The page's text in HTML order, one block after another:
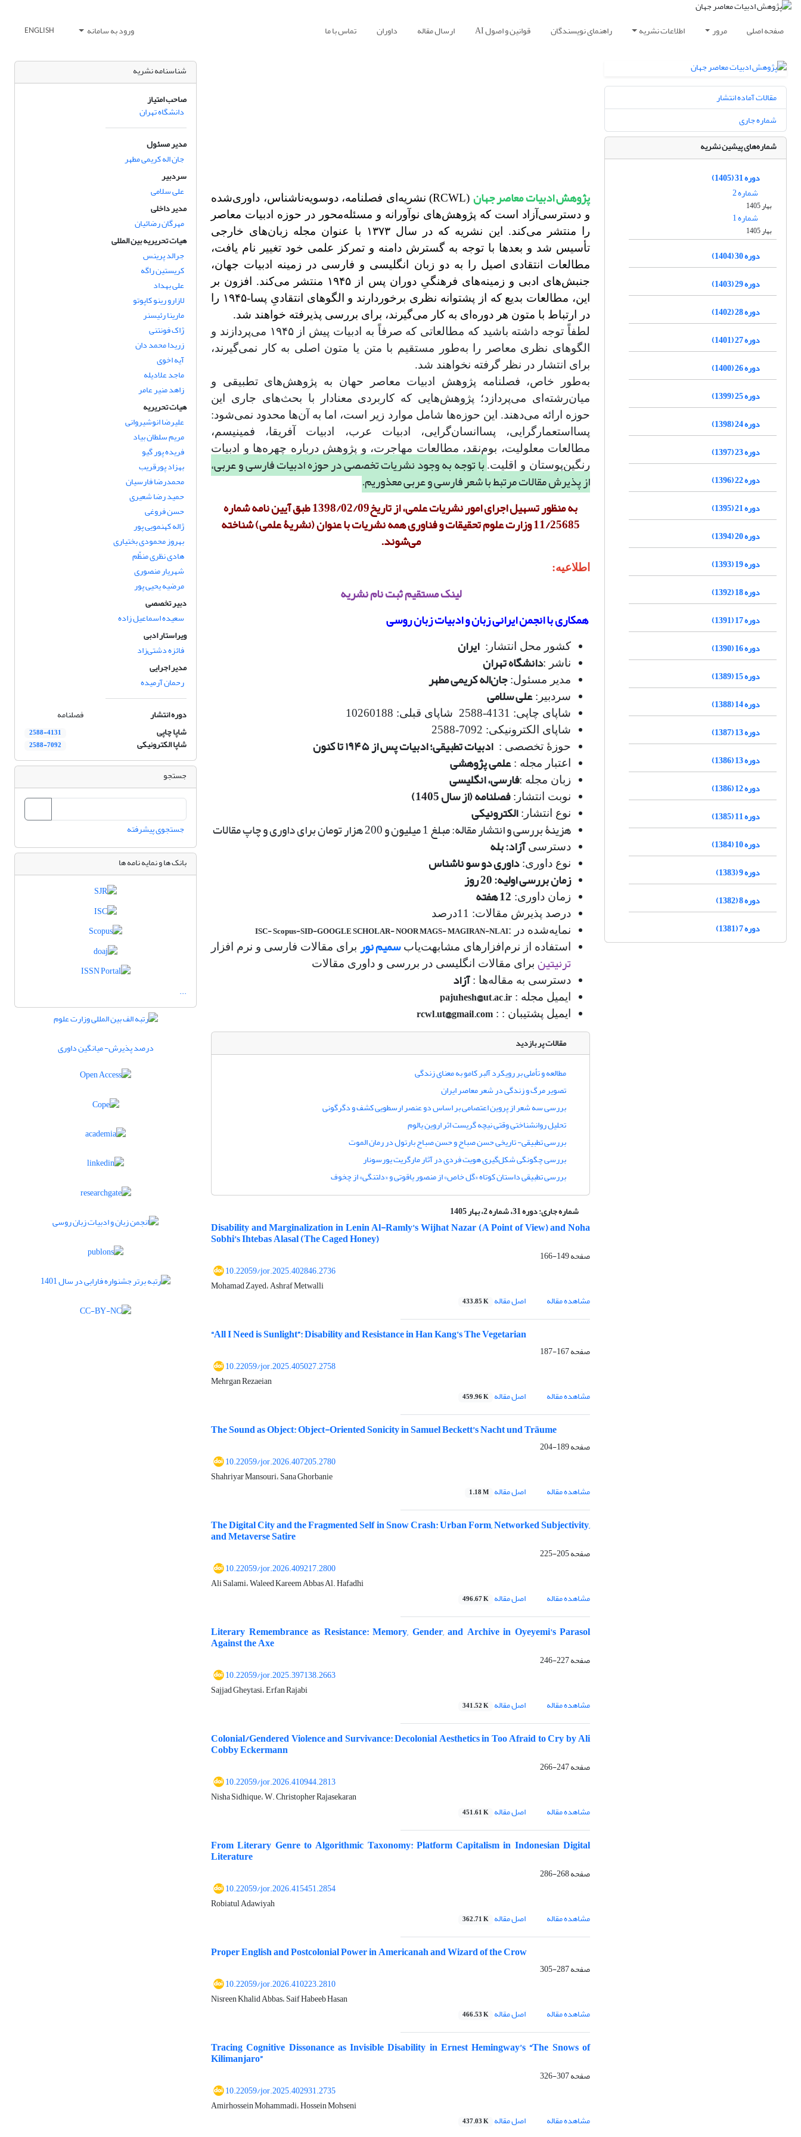
صفحه اصلی مرور اطلاعات نشریه راهنمای نویسندگان قوانین و اصول AI ارسال مقاله داوران تماس با ما ورود به سامانه ENGLISH
مقالات آماده انتشار
شماره جاری
شماره‌های پیشین نشریه
دوره 31 (1405)
شماره 2
بهار 1405
شماره 1
بهار 1405
دوره 30 (1404)
دوره 29 (1403)
دوره 28 (1402)
دوره 27 (1401)
دوره 26 (1400)
دوره 25 (1399)
دوره 24 (1398)
دوره 23 (1397)
دوره 22 (1396)
دوره 21 (1395)
دوره 20 (1394)
دوره 19 (1393)
دوره 18 (1392)
دوره 17 (1391)
دوره 16 (1390)
دوره 15 (1389)
دوره 14 (1388)
دوره 13 (1387)
دوره 13 (1386)
دوره 12 (1386)
دوره 11 (1385)
دوره 10 (1384)
دوره 9 (1383)
دوره 8 (1382)
دوره 7 (1381)
پژوهش ادبیات معاصر جهان
(RCWL) نشریه‌ای فصلنامه، دوسویه‌ناشناس، داوری‌شده
و دسترسی‌آزاد است که پژوهش‌های نوآورانه و مسئله‌محور در حوزه ادبیات معاصر
را منتشر می‌کند. این نشریه که در سال ۱۳۷۳ با عنوان مجله زبان‌های خارجی
تأسیس شد و بعدها با توجه به گسترش دامنه و تمرکز علمی خود تغییر نام یافت،
مطالعات انتقادی اصیل را به دو زبان انگلیسی و فارسی در زمینه ادبیات‌ جهان،
جنبش‌های ادبی و زمینه‌های فرهنگیِ دوران پس از ۱۹۴۵ منتشر می‌کند. افزون بر
این، مطالعات بدیع که از پشتوانه نظری برخوردارند و الگوهای انتقادیِ پسا-۱۹۴۵ را
در ارتباط با متون هر دوره‌ای به کار می‌گیرند، برای بررسی پذیرفته خواهند شد.
لطفاً توجه داشته باشید که مطالعاتی که صرفاً به ادبیات پیش از ۱۹۴۵ می‌پردازند و
الگوهای نظری معاصر را به‌طور مستقیم با متن یا متون اصلی به کار نمی‌گیرند،
برای انتشار در نظر گرفته نخواهند شد.
به‌طور خاص، فصلنامه پژوهش ادبیات معاصر حهان به پژوهش‌های تطبیقی و
میان‌رشته‌ای می‌‌پردازد؛ پژوهش‌هایی که کاربردی معنادار با بحث‌های جاری این
حوزه ارائه می‌دهند. این حوزه‌ها شامل موارد زیر است، اما به آن‌ها محدود نمی‌شود:
پسااستعمارگرایی، پساانسان‌گرایی، ادبیات عرب، ادبیات آفریقا، فمینیسم،
مطالعات معلولیت، بوم‌نقد، مطالعات مهاجرت، و پژوهش درباره چهره‌ها و ادبیات‌
رنگین‌پوستان و اقلیت.با توجه به وجود نشریات تخصصی در حوزه ادبیات فارسی و عربی،
از پذیرش مقالات مرتبط با شعر فارسی و عربی معذوریم.
به منظور تسهیل اجرای امور نشریات علمی، از تاریخ1398/02/09 طبق آیین نامه شماره
11/25685 وزارت علوم تحقیقات و فناوری همه نشریات با عنوان (نشریۀ علمی) شناخته
می‌شوند.
اطلاعیه:
لینک مستقیم ثبت نام نشریه
همکاری با انجمن ایرانی زبان و ادبیات زبان روسی
کشور محل انتشار:ایران
ناشر :دانشگاه تهران
مدیر مسئول:جان‌اله کریمی مطهر
سردبیر:علی سلامی
شاپای چاپی: 4131-2588 شاپای قبلی: 10260188
شاپای الکترونیکی: 7092-2588
حوزۀ تخصصی :ادبیات تطبیقی؛ ادبیات پس از ۱۹۴۵ تا کنون
اعتبار مجله :علمی پژوهشی
زبان مجله :فارسی، انگلیسی
نوبت انتشار:فصلنامه (از سال 1405)
نوع انتشار:الکترونیکی
هزینۀ بررسی و انتشار مقاله: مبلغ 1 میلیون و 200 هزار تومان برای داوری و چاپ مقالات
دسترسیآزاد: بله
نوع داوری:داوری دو سو ناشناس
زمان بررسی اولیه: 20 روز
زمان داوری: 12 هفته
درصد پذیرش مقالات: 11درصد
نمایه‌شده در :ISC- Scopus-SID-GOOGLE SCHOLAR- NOOR MAGS- MAGIRAN-NLAI
استفاده از نرم‌افزارهای مشابهت‌یابسمیم نور برای مقالات فارسی و نرم افزار
ترنیتین برای مقالات انگلیسی در بررسی و داوری مقالات
دسترسی به مقاله‌ها :آزاد
ایمیل مجله : pajuhesh@ut.ac.ir
ایمیل پشتیبان : : rcwl.ut@gmail.com
مقالات پر بازدید
مطالعه و تأملی بر رویکرد آلبر کامو به معنای زندگی
تصویر مرگ و زندگی در شعر معاصر ایران
بررسی سه شعر از پروین اعتصامی بر اساس دو عنصر ارسطویی کشف و دگرگونی
تحلیل روانشناختی وقتی نیچه گریست اثر اروین یالوم
بررسی تطبیقی- تاریخی حسن صباح و حسن صباح بارتول در رمان الموت
بررسی چگونگی شکل‌گیری هویت فردی در آثار مارگریت یورسونار
بررسی تطبیقی داستان کوتاه «گل خاص» از منصور یاقوتی و «دلتنگی» از چخوف
شماره جاری:دوره 31، شماره 2، بهار 1405
Disability and Marginalization in Lenin Al-Ramly’s Wijhat Nazar (A Point of View) and Noha
Sobhi’s Ihtebas Alasal (The Caged Honey)
صفحه149-166
10.22059/jor.2025.402846.2736
Mohamad Zayed، Ashraf Metwalli
مشاهده مقاله
اصل مقاله 433.85 K
“All I Need is Sunlight”: Disability and Resistance in Han Kang’s The Vegetarian
صفحه167-187
10.22059/jor.2025.405027.2758
Mehrgan Rezaeian
مشاهده مقاله
اصل مقاله 459.96 K
The Sound as Object: Object-Oriented Sonicity in Samuel Beckett’s Nacht und Träume
صفحه189-204
10.22059/jor.2026.407205.2780
Shahriyar Mansouri، Sana Ghorbanie
مشاهده مقاله
اصل مقاله 1.18 M
The Digital City and the Fragmented Self in Snow Crash: Urban Form, Networked Subjectivity,
and Metaverse Satire
صفحه205-225
10.22059/jor.2026.409217.2800
Ali Salami، Waleed Kareem Abbas Al. Hafadhi
مشاهده مقاله
اصل مقاله 496.67 K
Literary Remembrance as Resistance: Memory, Gender, and Archive in Oyeyemi's Parasol
Against the Axe
صفحه227-246
10.22059/jor.2025.397138.2663
Sajjad Gheytasi، Erfan Rajabi
مشاهده مقاله
اصل مقاله 341.52 K
Colonial/Gendered Violence and Survivance: Decolonial Aesthetics in Too Afraid to Cry by Ali
Cobby Eckermann
صفحه247-266
10.22059/jor.2026.410944.2813
Nisha Sidhique، W. Christopher Rajasekaran
مشاهده مقاله
اصل مقاله 451.61 K
From Literary Genre to Algorithmic Taxonomy: Platform Capitalism in Indonesian Digital
Literature
صفحه268-286
10.22059/jor.2026.415451.2854
Robiatul Adawiyah
مشاهده مقاله
اصل مقاله 362.71 K
Proper English and Postcolonial Power in Americanah and Wizard of the Crow
صفحه287-305
10.22059/jor.2026.410223.2810
Nisreen Khalid Abbas، Saif Habeeb Hasan
مشاهده مقاله
اصل مقاله 466.53 K
Tracing Cognitive Dissonance as Invisible Disability in Ernest Hemingway’s “The Snows of
Kilimanjaro”
صفحه307-326
10.22059/jor.2025.402931.2735
Amirhossein Mohammadi، Hossein Mohseni
مشاهده مقاله
اصل مقاله 437.03 K
شناسنامه نشریه
صاحب امتیاز
دانشگاه تهران
مدیر مسئول
جان اله کریمی مطهر
سردبیر
علی سلامی
مدیر داخلی
مهرگان رضائیان
هیات تحریریه بین المللی
جرالد پرینس
کریستین راگه
علی بهداد
لازارو رینو کاپوتو
مارینا رئیسنر
ژاک فونتنی
زریدا محمد دان
آیه اخوی
ماجد علادیله
زاهد منیر عامر
هیات تحریریه
علیرضا انوشیروانی
مریم سلطان بیاد
فریده پور گیو
بهزاد پورقریب
محمدرضا فارسیان
حمید رضا شعیری
حسن فروغی
ژاله کهنمویی پور
بهروز محمودی بختیاری
هادی نظری منظّم
شهریار منصوری
مرضیه یحیی پور
دبیر تخصصی
سعیده اسماعیل زاده
ویراستار ادبی
فائزه دشتی‌زاد
مدیر اجرایی
رحمان آرمیده
دوره انتشار
فصلنامه
شاپا چاپی
2588-4131
شاپا الکترونیکی 2588-7092
جستجو
جستجوی پیشرفته
بانک ها و نمایه نامه ها
...
درصد پذیرش- میانگین داوری